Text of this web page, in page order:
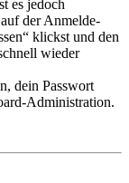
es jedoch
der Anmelde-
klickst und den
wieder
dein Passwort
Administration.